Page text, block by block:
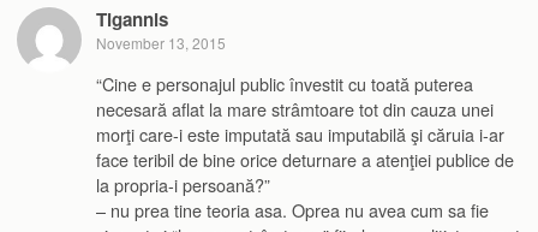
Tigannis
November 13, 2015
“Cine e personajul public învestit cu toată puterea
necesară aflat la mare strâmtoare tot din cauza unei
morţi care-i este imputată sau imputabilă şi căruia i-ar
face teribil de bine orice deturnare a atenţiei publice de
la propria-i persoană?”
– nu prea tine teoria asa. Oprea nu avea cum sa fie